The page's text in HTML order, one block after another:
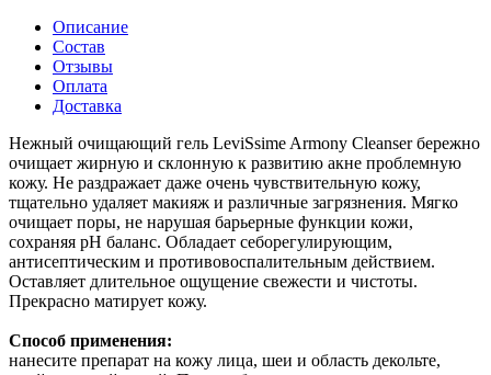
Описание
Состав
Отзывы
Оплата
Доставка
Нежный очищающий гель LeviSsime Armony Cleanser бережно
очищает жирную и склонную к развитию акне проблемную
кожу. Не раздражает даже очень чувствительную кожу,
тщательно удаляет макияж и различные загрязнения. Мягко
очищает поры, не нарушая барьерные функции кожи,
сохраняя pH баланс. Обладает себорегулирующим,
антисептическим и противовоспалительным действием.
Оставляет длительное ощущение свежести и чистоты.
Прекрасно матирует кожу.
Способ применения:
нанесите препарат на кожу лица, шеи и область декольте,